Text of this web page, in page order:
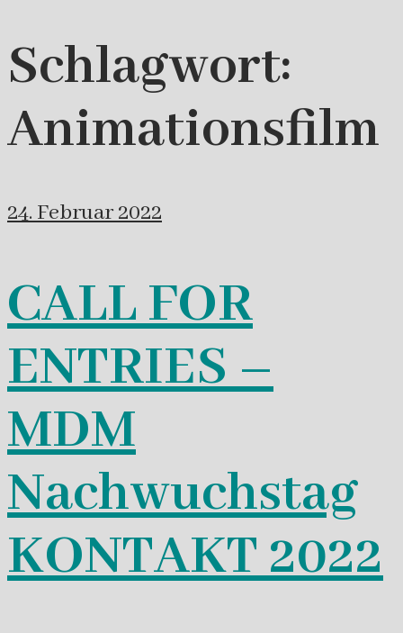
Schlagwort:
Animationsfilm
24. Februar 2022
CALL FOR
ENTRIES –
MDM
Nachwuchstag
KONTAKT 2022